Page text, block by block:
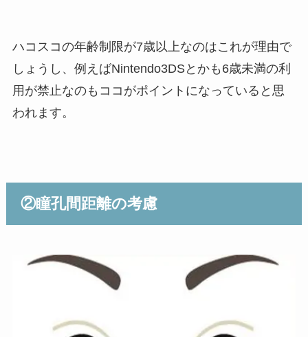
ハコスコの年齢制限が7歳以上なのはこれが理由で
しょうし、例えばNintendo3DSとかも6歳未満の利
用が禁止なのもココがポイントになっていると思
われます。
②瞳孔間距離の考慮